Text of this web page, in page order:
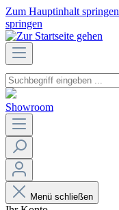
Zum Hauptinhalt springen
springen
Showroom
Menü schließen